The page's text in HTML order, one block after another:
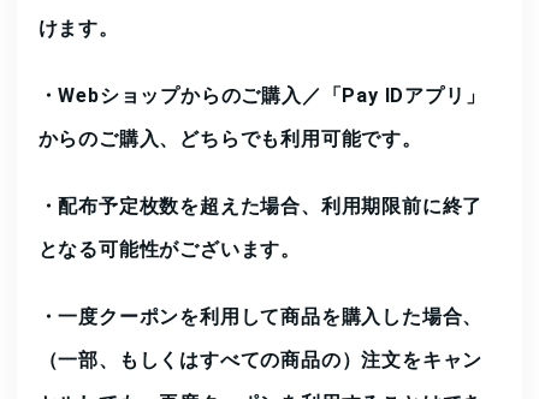
けます。
・Webショップからのご購入／「Pay IDアプリ」
からのご購入、どちらでも利用可能です。
・配布予定枚数を超えた場合、利用期限前に終了
となる可能性がございます。
・一度クーポンを利用して商品を購入した場合、
（一部、もしくはすべての商品の）注文をキャン